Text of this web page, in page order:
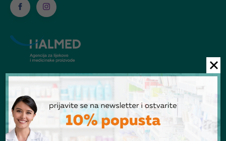
© Ljekarna Talan 2026